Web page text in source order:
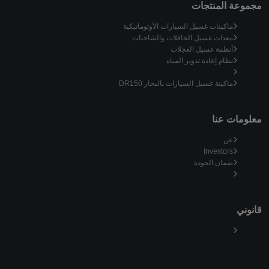
مجموعة المنتجات
ماكينات غسيل السيارات الأوتوماتيكية
معدات غسيل الحافلات والشاحنات
أنظمة غسيل العجلات
نظام إعادة تدوير المياه
ماكينة غسيل السيارات بالبخار DR150
معلومات عنا
عن
Investors
ضمان الجودة
قانوني